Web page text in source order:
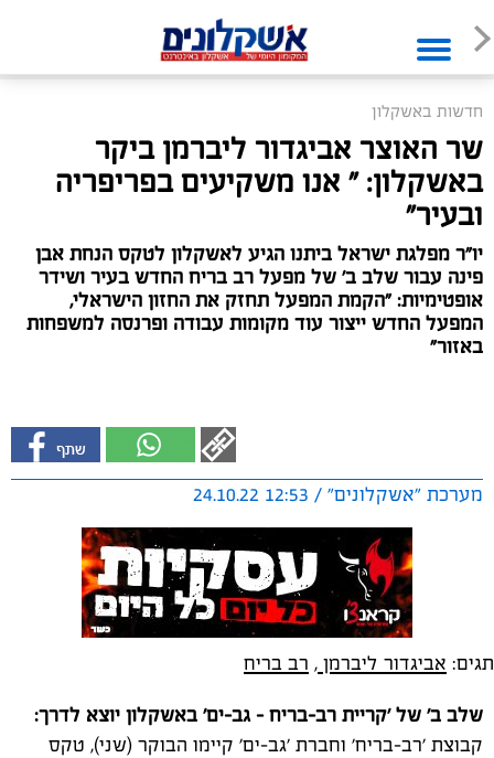
חדשות באשקלון
שר האוצר אביגדור ליברמן ביקר
באשקלון: " אנו משקיעים בפריפריה
ובעיר"
יו"ר מפלגת ישראל ביתנו הגיע לאשקלון לטקס הנחת אבן
פינה עבור שלב ב' של מפעל רב בריח החדש בעיר ושידר
אופטימיות: "הקמת המפעל תחזק את החזון הישראלי,
המפעל החדש ייצור עוד מקומות עבודה ופרנסה למשפחות
באזור"
מערכת "אשקלונים" / 12:53 24.10.22
תגים: אביגדור ליברמן , רב בריח
שלב ב' של 'קריית רב-בריח - גב-ים' באשקלון יוצא לדרך:
קבוצת 'רב-בריח' וחברת 'גב-ים' קיימו הבוקר (שני), טקס